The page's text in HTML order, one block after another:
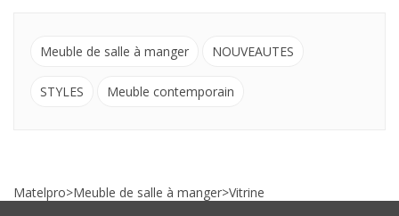
Meuble de salle à manger NOUVEAUTES
STYLES Meuble contemporain
Matelpro>Meuble de salle à manger>Vitrine